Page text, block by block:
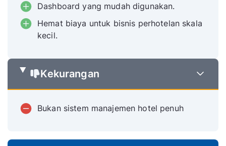
Dashboard yang mudah digunakan.
Hemat biaya untuk bisnis perhotelan skala
kecil.
Kekurangan
Bukan sistem manajemen hotel penuh